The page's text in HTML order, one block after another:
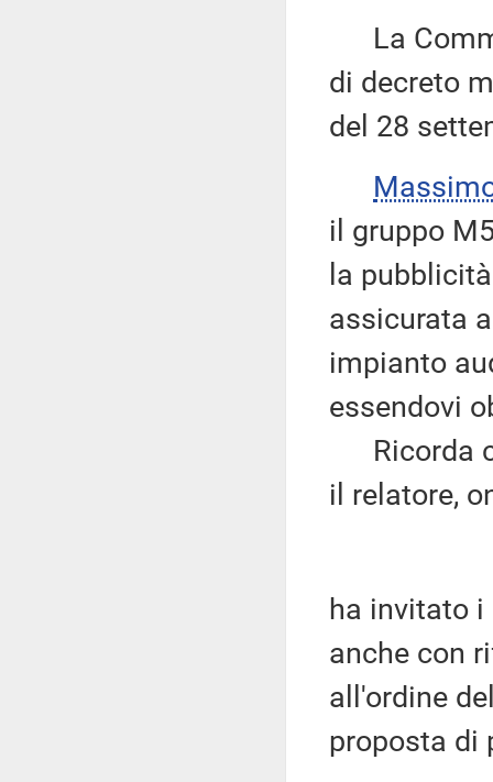
La
di decreto
del 28
il gruppo
la
assicurata
impianto
essendovi
Ricorda
il relatore,
ha invitato i
anche con
all'ordine
proposta di